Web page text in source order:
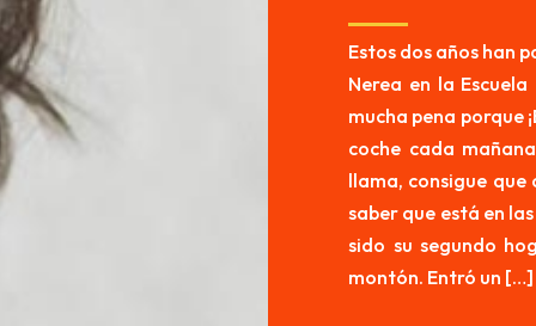
Estos dos años han
Nerea en la
mucha pena porque
coche cada
llama, consigue
saber que está en
sido su segundo
montón. Entró un […]